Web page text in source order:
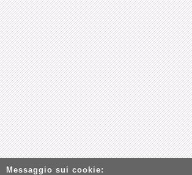
Messaggio sui cookie: